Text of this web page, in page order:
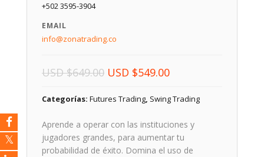
+502 3595-3904
EMAIL
info@zonatrading.co
USD$649.00 El
original
era:
USD $649.00.
USD $549.00El
actual
es:
USD $549.00.
Categorías: Futures Trading, Swing Trading
Aprende a operar con las instituciones y
jugadores grandes, para aumentar tu
probabilidad de éxito. Domina el uso de